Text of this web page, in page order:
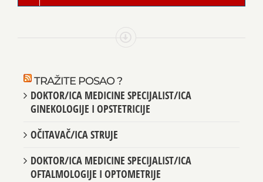
TRAŽITE POSAO ?
DOKTOR/ICA MEDICINE SPECIJALIST/ICA
GINEKOLOGIJE I OPSTETRICIJE
OČITAVAČ/ICA STRUJE
DOKTOR/ICA MEDICINE SPECIJALIST/ICA
OFTALMOLOGIJE I OPTOMETRIJE